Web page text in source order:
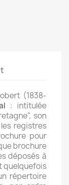
(1838-
: intitulée
son
registres
pour
brochure
déposés à
quelquefois
répertoire